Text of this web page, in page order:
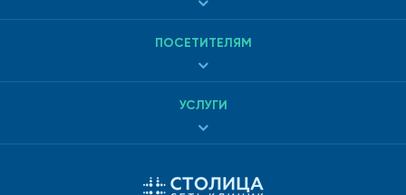
ПОСЕТИТЕЛЯМ
УСЛУГИ